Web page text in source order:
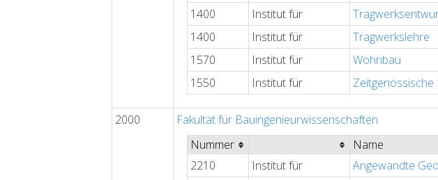
1400
Institut für
1400
Institut für Tragwerkslehre
1570
Institut für Wohnbau
1550
Institut für Zeitgenössische
2000
Fakultät für Bauingenieurwissenschaften
Nummer
Name
2210
Institut für Angewandte